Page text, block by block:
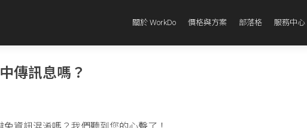
關於 WorkDo 價格與方案 部落格 服務中心
傳訊息嗎？